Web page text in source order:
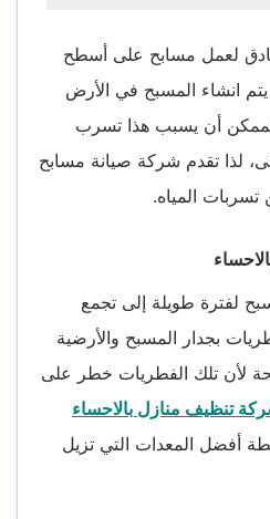
لعمل مسابح على أسطح
يتم انشاء المسبح في الأرض
الممكن أن يسبب هذا تسرب
لذا تقدم شركة صيانة مسابح
المياه.
لفترة طويلة إلى تجمع
بجدار المسبح والأرضية
لأن تلك الفطريات خطر على
تنظيف منازل بالاحساء
أفضل المعدات التي تزيل